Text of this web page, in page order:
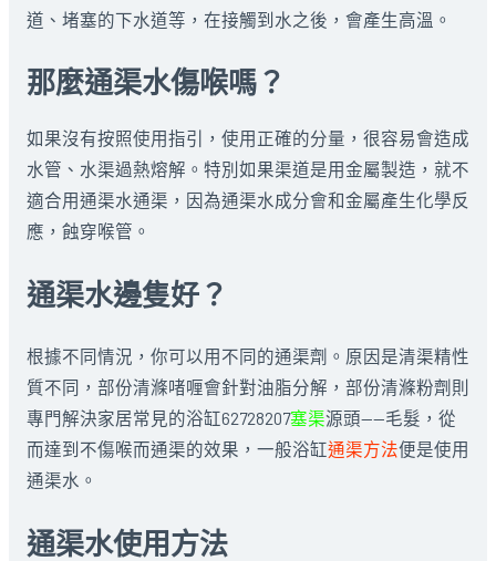
道、堵塞的下水道等，在接觸到水之後，會產生高溫。
那麼通渠水傷喉嗎？
如果沒有按照使用指引，使用正確的分量，很容易會造成
水管、水渠過熱熔解。特別如果渠道是用金屬製造，就不
適合用通渠水通渠，因為通渠水成分會和金屬產生化學反
應，蝕穿喉管。
通渠水邊隻好？
根據不同情況，你可以用不同的通渠劑。原因是清渠精性
質不同，部份清滌啫喱會針對油脂分解，部份清滌粉劑則
專門解決家居常見的浴缸62728207塞渠源頭——毛髮，從
而達到不傷喉而通渠的效果，一般浴缸通渠方法便是使用
通渠水。
通渠水使用方法